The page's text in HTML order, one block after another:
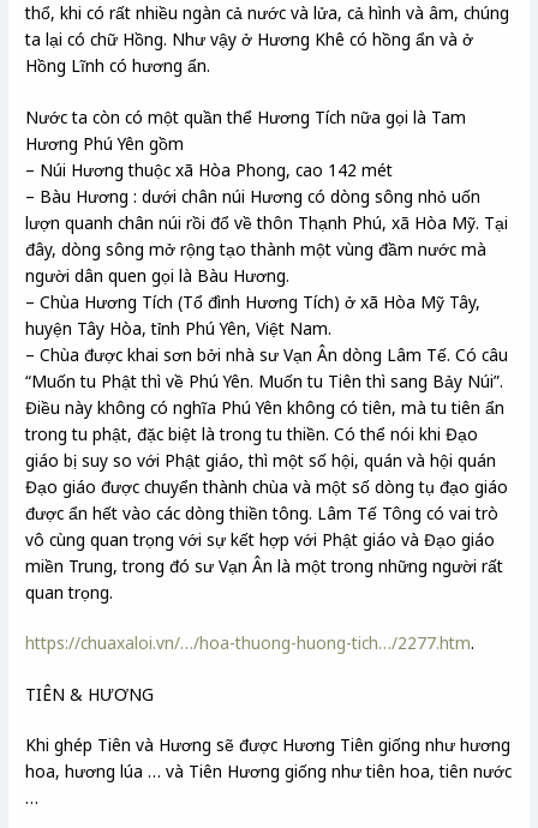
thổ, khi có rất nhiều ngàn cả nước và lửa, cả hình và âm, chúng
ta lại có chữ Hồng. Như vậy ở Hương Khê có hồng ẩn và ở
Hồng Lĩnh có hương ẩn.
Nước ta còn có một quần thể Hương Tích nữa gọi là Tam
Hương Phú Yên gồm
– Núi Hương thuộc xã Hòa Phong, cao 142 mét
– Bàu Hương : dưới chân núi Hương có dòng sông nhỏ uốn
lượn quanh chân núi rồi đổ về thôn Thạnh Phú, xã Hòa Mỹ. Tại
đây, dòng sông mở rộng tạo thành một vùng đầm nước mà
người dân quen gọi là Bàu Hương.
– Chùa Hương Tích (Tổ đình Hương Tích) ở xã Hòa Mỹ Tây,
huyện Tây Hòa, tỉnh Phú Yên, Việt Nam.
– Chùa được khai sơn bởi nhà sư Vạn Ân dòng Lâm Tế. Có câu
“Muốn tu Phật thì về Phú Yên. Muốn tu Tiên thì sang Bảy Núi”.
Điều này không có nghĩa Phú Yên không có tiên, mà tu tiên ẩn
trong tu phật, đặc biệt là trong tu thiền. Có thể nói khi Đạo
giáo bị suy so với Phật giáo, thì một số hội, quán và hội quán
Đạo giáo được chuyển thành chùa và một số dòng tụ đạo giáo
được ẩn hết vào các dòng thiền tông. Lâm Tế Tông có vai trò
vô cùng quan trọng với sự kết hợp với Phật giáo và Đạo giáo
miền Trung, trong đó sư Vạn Ân là một trong những người rất
quan trọng.
https://chuaxaloi.vn/…/hoa-thuong-huong-tich…/2277.htm.
TIÊN & HƯƠNG
Khi ghép Tiên và Hương sẽ được Hương Tiên giống như hương
hoa, hương lúa … và Tiên Hương giống như tiên hoa, tiên nước
…